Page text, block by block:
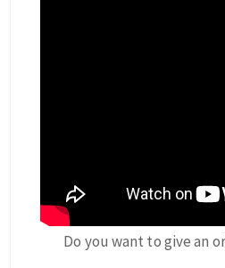
Do you want to give an